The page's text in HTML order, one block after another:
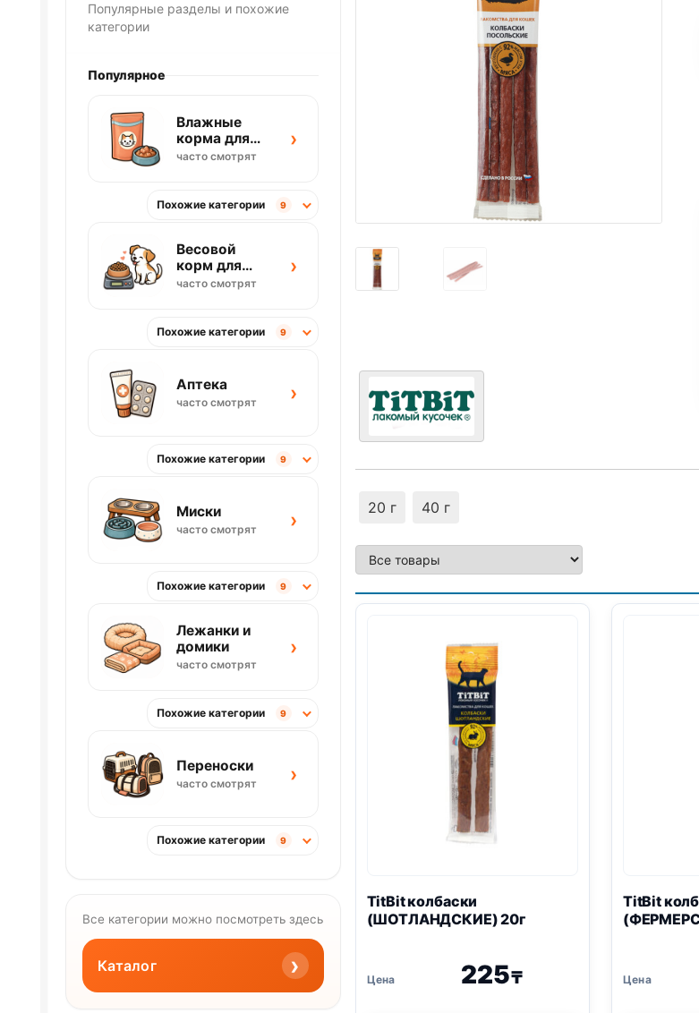
20 г 40 г
TitBit колбаски
(ШОТЛАНДСКИЕ) 20г
225₸
TitBit
Популярные разделы и похожие
категории
Популярное
Влажные
корма для
кошек
часто смотрят
›
Похожие категории 9
Весовой
корм для
собак
часто смотрят
›
Похожие категории 9
Аптека
часто смотрят ›
Похожие категории 9
Миски
часто смотрят ›
Похожие категории 9
Лежанки и
домики
часто смотрят
›
Похожие категории 9
Переноски
часто смотрят ›
Похожие категории 9
Все категории можно посмотреть здесь
Каталог ›